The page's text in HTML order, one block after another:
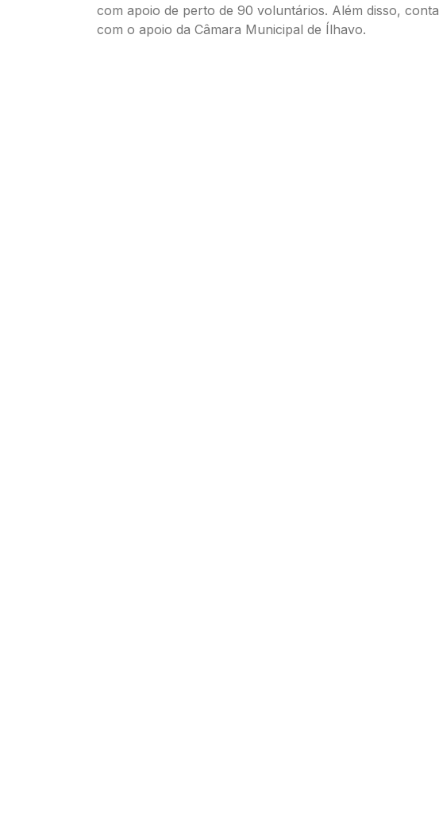
com apoio de perto de 90 voluntários. Além disso, conta
com o apoio da Câmara Municipal de Ílhavo.